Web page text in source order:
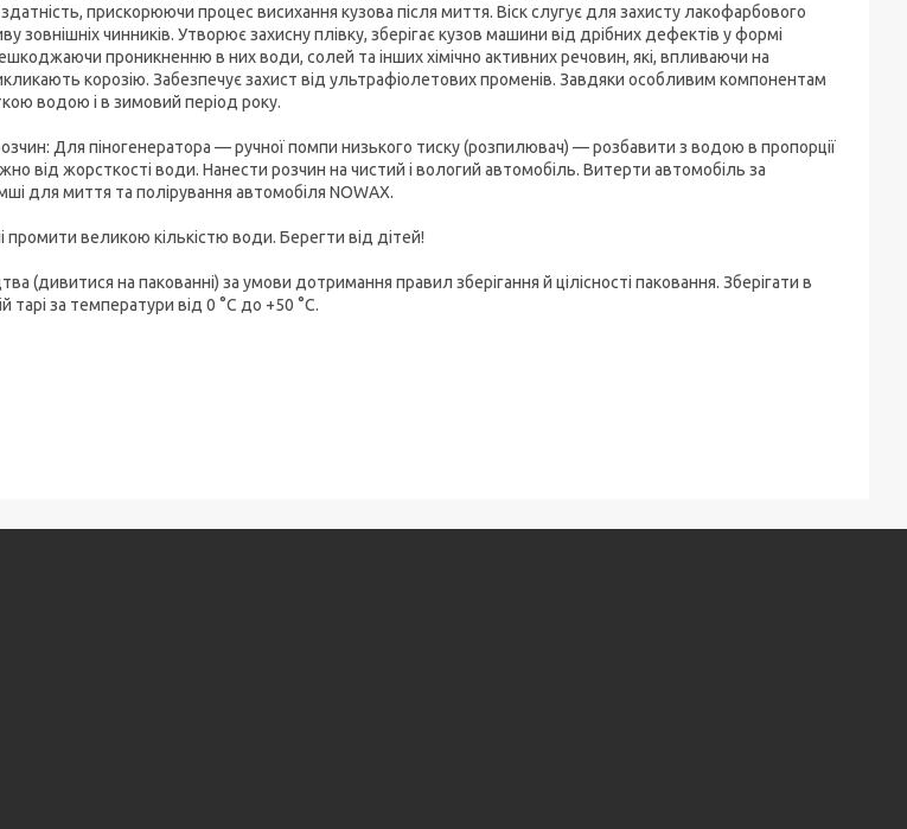
прискорюючи процес висихання кузова після миття. Віск слугує для захисту лакофарбового
зовнішніх чинників. Утворює захисну плівку, зберігає кузов машини від дрібних дефектів у формі
проникненню в них води, солей та інших хімічно активних речовин, які, впливаючи на
корозію. Забезпечує захист від ультрафіолетових променів. Завдяки особливим компонентам
водою і в зимовий період року.
Для піногенератора — ручної помпи низького тиску (розпилювач) — розбавити з водою в пропорції
від жорсткості води. Нанести розчин на чистий і вологий автомобіль. Витерти автомобіль за
для миття та полірування автомобіля NOWAX.
промити великою кількістю води. Берегти від дітей!
(дивитися на пакованні) за умови дотримання правил зберігання й цілісності паковання. Зберігати в
тарі за температури від 0 °C до +50 °C.